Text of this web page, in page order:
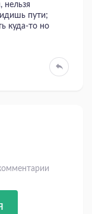
нельзя
пути;
куда-то но